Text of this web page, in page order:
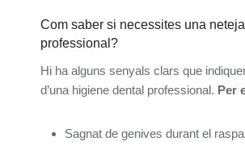
Com saber si necessites una neteja
professional?
Hi ha alguns senyals clars que
d’una higiene dental professional. Per
Sagnat de genives durant el